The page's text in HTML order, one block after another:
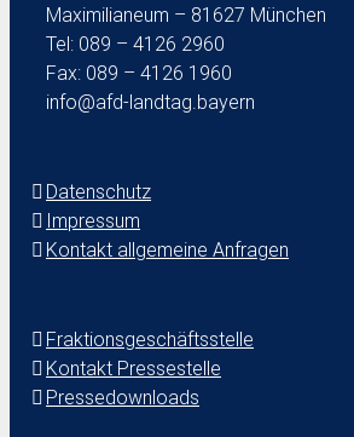
Maximilianeum – 81627 München
Tel: 089 – 4126 2960
Fax: 089 – 4126 1960
info@afd-landtag.bayern
Datenschutz
Impressum
Kontakt allgemeine Anfragen
Fraktionsgeschäftsstelle
Kontakt Pressestelle
Pressedownloads